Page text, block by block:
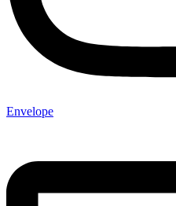
Envelope